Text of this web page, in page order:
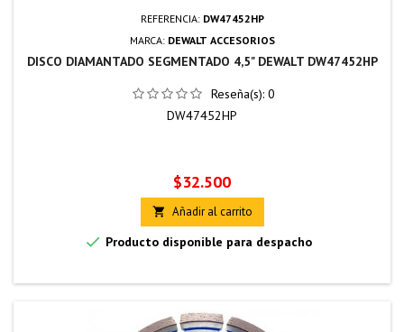
REFERENCIA: DW47452HP
MARCA: DEWALT ACCESORIOS
DISCO DIAMANTADO SEGMENTADO 4,5" DEWALT DW47452HP
Reseña(s): 0
DW47452HP
Precio
$32.500
 Añadir al carrito
 Producto disponible para despacho